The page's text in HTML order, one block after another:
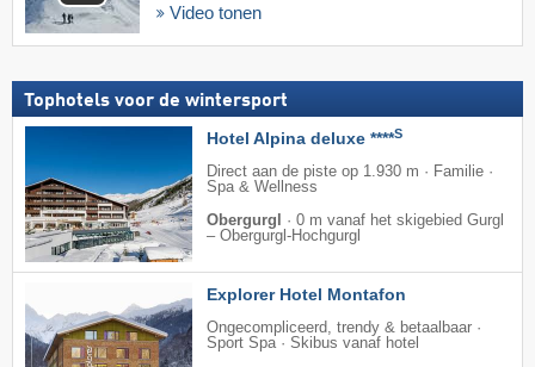
Video tonen
Tophotels voor de wintersport
Hotel Alpina deluxe ****S
Direct aan de piste op 1.930 m · Familie ·
Spa & Wellness
Obergurgl
· 0 m vanaf het skigebied Gurgl
– Obergurgl-Hochgurgl
Explorer Hotel Montafon
Ongecompliceerd, trendy & betaalbaar ·
Sport Spa · Skibus vanaf hotel